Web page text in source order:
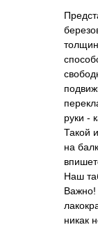
руки -
Такой
на
Наш
Важно!
никак